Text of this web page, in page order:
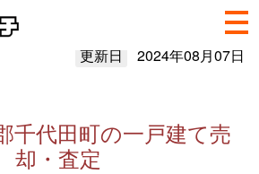
更新日 2024年08月07日
千代田町の一戸建て売
却・査定